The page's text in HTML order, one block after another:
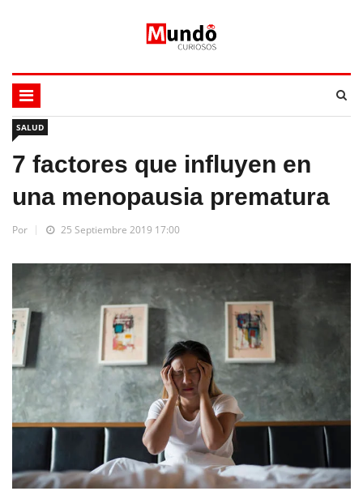
SALUD
7 factores que influyen en
una menopausia prematura
Por 25 Septiembre 2019 17:00